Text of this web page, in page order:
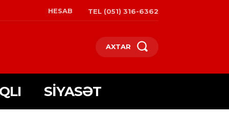
HESAB TEL (051) 316-6362
AXTAR
SIYASƏT